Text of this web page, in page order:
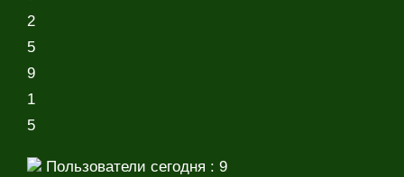
2
5
9
1
5
Пользователи сегодня : 9